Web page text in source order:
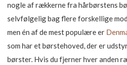
nogle af rækkerne fra hårbørstens
selvfølgelig bag flere forskellige
men én af de mest populære er
som har et børstehoved, der er
børster. Hvis du fjerner hver anden